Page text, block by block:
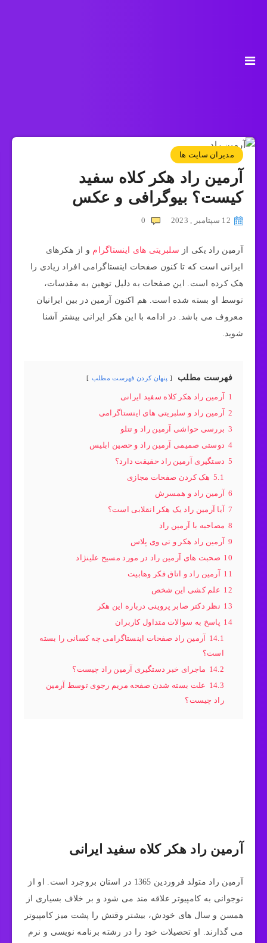
مدیران سایت ها
آرمین راد هکر کلاه سفید
کیست؟ بیوگرافی و عکس
12 سپتامبر , 2023 0
آرمین راد یکی از سلبریتی های اینستاگرام و از هکرهای
ایرانی است که تا کنون صفحات اینستاگرامی افراد زیادی را
هک کرده است. این صفحات به دلیل توهین به مقدسات،
توسط او بسته شده است. هم اکنون آرمین در بین ایرانیان
معروف می باشد. در ادامه با این هکر ایرانی بیشتر آشنا
شوید.
فهرست مطلب پنهان کردن فهرست مطلب
1
آرمین راد هکر کلاه سفید ایرانی
2
آرمین راد و سلبریتی های اینستاگرامی
3 بررسی حواشی آرمین راد و تتلو
4 دوستی صمیمی آرمین راد و حصین ابلیس
5 دستگیری آرمین راد حقیقت دارد؟
5.1 هک کردن صفحات مجازی
6
آرمین راد و همسرش
7
آیا آرمین راد یک هکر انقلابی است؟
8 مصاحبه با آرمین راد
9
آرمین راد هکر و تی وی پلاس
10 صحبت های آرمین راد در مورد مسیح علینژاد
11
آرمین راد و اتاق فکر وهابیت
12 علم کشی این شخص
13 نظر دکتر صابر پروینی درباره این هکر
14 پاسخ به سوالات متداول کاربران
14.1
آرمین راد صفحات اینستاگرامی چه کسانی را بسته
است؟
14.2 ماجرای خبر دستگیری آرمین راد چیست؟
14.3 علت بسته شدن صفحه مریم رجوی توسط آرمین
راد چیست؟
آرمین راد هکر کلاه سفید ایرانی
آرمین راد متولد فروردین 1365 در استان بروجرد است. او از
نوجوانی به کامپیوتر علاقه مند می شود و بر خلاف بسیاری از
همسن و سال های خودش، بیشتر وقتش را پشت میز کامپیوتر
می گذارند. او تحصیلات خود را در رشته برنامه نویسی و نرم